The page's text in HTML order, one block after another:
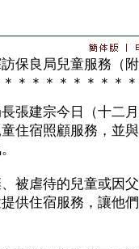
保良局兒童服務（
＊＊＊＊＊＊＊＊
建宗今日（十二月
住宿照顧服務，並
虐待的兒童或因父
供住宿服務，讓他